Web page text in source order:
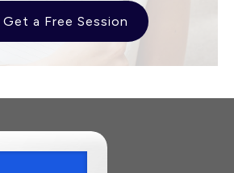
Get a Free Session